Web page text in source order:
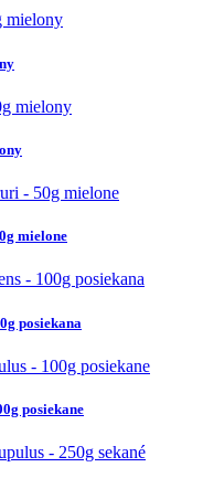
mielone
posiekana
posiekane